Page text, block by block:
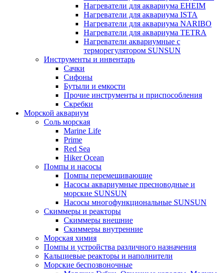
Нагреватели для аквариума EHEIM
Нагреватели для аквариума ISTA
Нагреватели для аквариума NARIBO
Нагреватели для аквариума TETRA
Нагреватели аквариумные с
терморегулятором SUNSUN
Инструменты и инвентарь
Сачки
Сифоны
Бутыли и емкости
Прочие инструменты и приспособления
Скребки
Морской аквариум
Соль морская
Marine Life
Prime
Red Sea
Hiker Ocean
Помпы и насосы
Помпы перемешивающие
Насосы аквариумные пресноводные и
морские SUNSUN
Насосы многофункциональные SUNSUN
Скиммеры и реакторы
Скиммеры внешние
Скиммеры внутренние
Морская химия
Помпы и устройства различного назначения
Кальциевые реакторы и наполнители
Морские беспозвоночные